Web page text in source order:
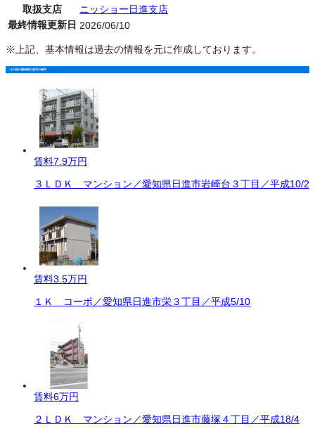
取扱支店
ニッショー日進支店
最終情報更新日 2026/06/10
※上記、基本情報は過去の情報を元に作成しております。
その他の愛知県日進市の物件
賃料7.9万円
３ＬＤＫ マンション／愛知県日進市岩崎台３丁目／平成10/2
賃料3.5万円
１Ｋ コーポ／愛知県日進市栄３丁目／平成5/10
賃料6万円
２ＬＤＫ マンション／愛知県日進市藤塚４丁目／平成18/4